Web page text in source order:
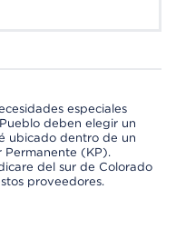
especiales
deben elegir un
ubicado dentro de un
Permanente (KP).
del sur de Colorado
proveedores.